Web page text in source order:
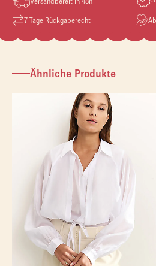
7 Tage Rückgaberecht
Ähnliche Produkte